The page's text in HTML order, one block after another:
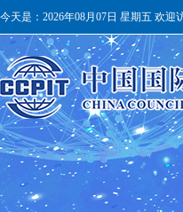
今天是： 2026年08月07日 星期五 欢